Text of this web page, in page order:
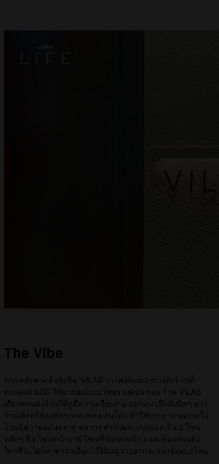
The Vibe
หากหลับตาแล้วฟังชื่อ ‘VILAS’ เราคงจินตนาการถึงร้านที่
ตกแต่งด้วยไม้ ให้อารมณ์แบบไทยๆ แต่เปล่าเลย ร้าน VILAS
เลือกตกแต่งร้านให้ดูมีความเรียบง่าย ออกแนวลึกลับนิดๆ ทาง
ร้านเลือกใช้องค์ประกอบของเส้นโค้ง ทำให้บรรยากาศภายใน
ร้านมีความผ่อนคลาย สบายๆ ตัวร้านจะแบ่งออกเป็น 3 โซน
หลักๆ คือ โซนหน้าบาร์ โซนที่นั่งกลางร้าน และห้องส่วนตัว
ใครที่จะไปก็สามารถเลือกไว้ได้เลยว่าอยากจะลองนั่งแบบไหน